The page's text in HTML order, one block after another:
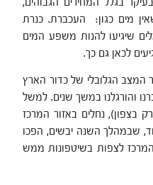
בגלל המחירים הגבוהים,
מים כגון: העכברת. כנרת
שיגיעו להנות משפע המים
לכאן גם כך.
המצב הגלובלי של כדור הארץ
והורגלנו במשך שנים. למשל
בצפון), נחלים באזור המרכז
שבמהלך השנה יבשים, הפכו
לצפות בשיטפונות ממש